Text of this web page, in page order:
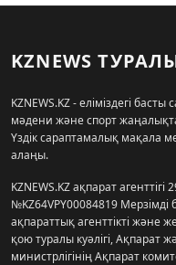
KZNEWS
KZNEWS.KZ - еліміздегі
мәдени және спорт
Үздік сараптамалық мақала
алаңы.
KZNEWS.KZ ақпарат
№KZ64VPY00084819
ақпараттық агенттікті және
қою туралы куәлігі, Ақпарат
министрлігінің Ақпарат